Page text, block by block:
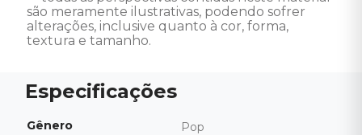
são meramente ilustrativas, podendo sofrer
alterações, inclusive quanto à cor, forma,
textura e tamanho.
Gênero Pop